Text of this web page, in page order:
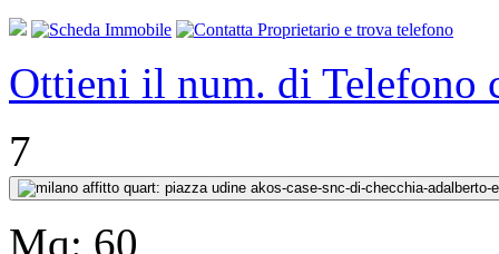
Ottieni il num. di Telefono
7
Mq: 60